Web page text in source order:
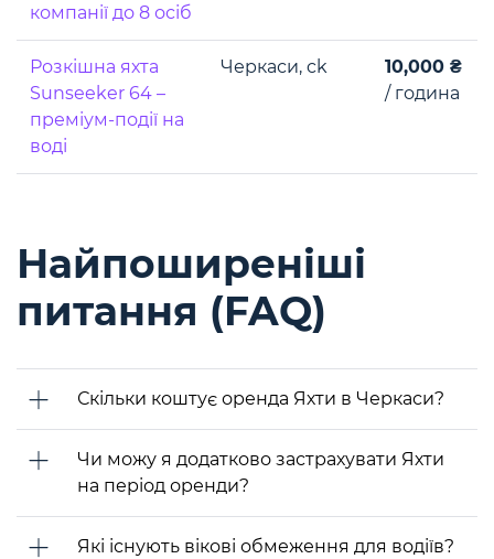
компанії до 8 осіб
Розкішна яхта
Sunseeker 64 –
преміум-події на
воді
Черкаси, ck
10,000 ₴
/ година
Найпоширеніші
питання (FAQ)
Скільки коштує оренда Яхти в Черкаси?
Чи можу я додатково застрахувати Яхти
на період оренди?
Які існують вікові обмеження для водіїв?